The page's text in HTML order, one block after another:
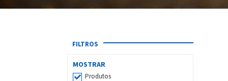
FILTROS
MOSTRAR
Produtos